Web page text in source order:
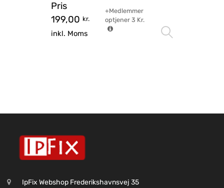
Pris
199,00 kr.
inkl. Moms
+Medlemmer
optjener 3 Kr.
IpFix Webshop Frederikshavnsvej 35